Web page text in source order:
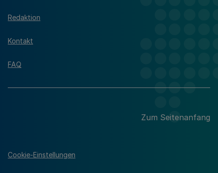
Redaktion
Kontakt
FAQ
Zum Seitenanfang
Cookie-Einstellungen